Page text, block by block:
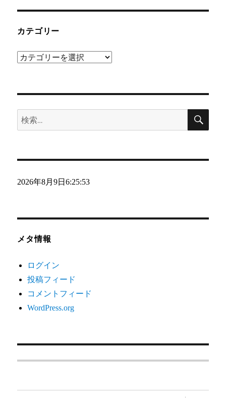
カテゴリー
カ
検
索:
検
2026年8月9日6:25:54
メタ情報
ログイン
投稿フィード
コメントフィード
WordPress.org